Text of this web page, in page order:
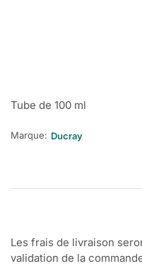
Tube de 100 ml
Marque: Ducray
Les frais de livraison
validation de la